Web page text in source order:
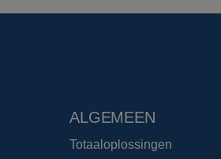
ALGEMEEN
Totaaloplossingen